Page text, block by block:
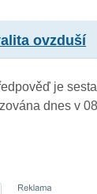
ovzduší
je
dnes v